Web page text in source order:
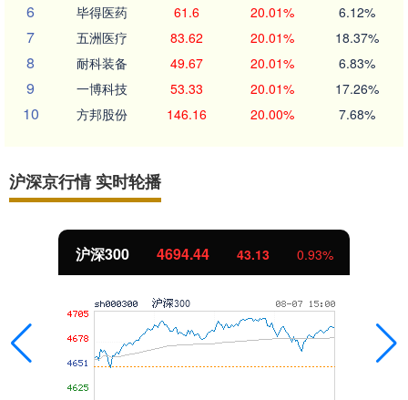
6 毕得医药 61.6 20.01% 6.12%
7 五洲医疗 83.62 20.01% 18.37%
8 耐科装备 49.67 20.01% 6.83%
9 一博科技 53.33 20.01% 17.26%
10 方邦股份 146.16 20.00% 7.68%
沪深京行情 实时轮播
沪深300 4694.44 43.13 0.93%